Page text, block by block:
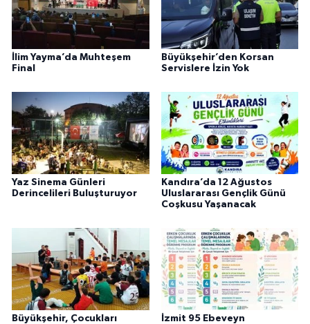
İlim Yayma’da Muhteşem
Final
Büyükşehir’den Korsan
Servislere İzin Yok
Yaz Sinema Günleri
Derincelileri Buluşturuyor
Kandıra’da 12 Ağustos
Uluslararası Gençlik Günü
Coşkusu Yaşanacak
Büyükşehir, Çocukları
İzmit 95 Ebeveyn